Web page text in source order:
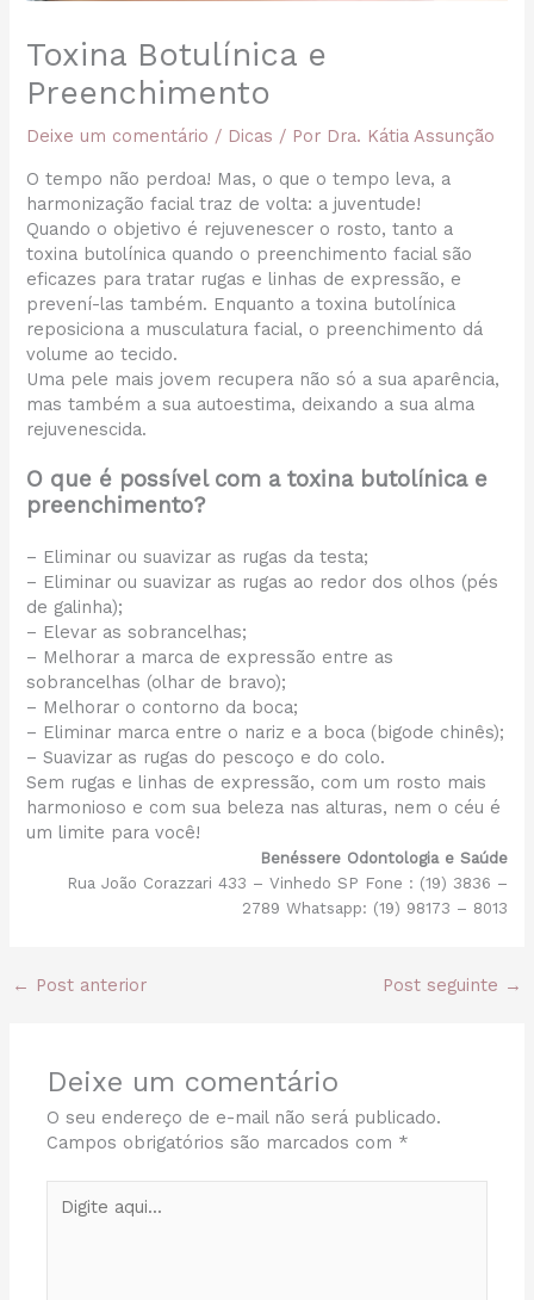
Toxina Botulínica e
Preenchimento
Deixe um comentário / Dicas / Por Dra. Kátia Assunção
O tempo não perdoa! Mas, o que o tempo leva, a
harmonização facial traz de volta: a juventude!
Quando o objetivo é rejuvenescer o rosto, tanto a
toxina butolínica quando o preenchimento facial são
eficazes para tratar rugas e linhas de expressão, e
prevení-las também. Enquanto a toxina butolínica
reposiciona a musculatura facial, o preenchimento dá
volume ao tecido.
Uma pele mais jovem recupera não só a sua aparência,
mas também a sua autoestima, deixando a sua alma
rejuvenescida.
O que é possível com a toxina butolínica e
preenchimento?
– Eliminar ou suavizar as rugas da testa;
– Eliminar ou suavizar as rugas ao redor dos olhos (pés
de galinha);
– Elevar as sobrancelhas;
– Melhorar a marca de expressão entre as
sobrancelhas (olhar de bravo);
– Melhorar o contorno da boca;
– Eliminar marca entre o nariz e a boca (bigode chinês);
– Suavizar as rugas do pescoço e do colo.
Sem rugas e linhas de expressão, com um rosto mais
harmonioso e com sua beleza nas alturas, nem o céu é
um limite para você!
Benéssere Odontologia e Saúde
Rua João Corazzari 433 – Vinhedo SP Fone : (19) 3836 –
2789 Whatsapp: (19) 98173 – 8013
← Post anterior Post seguinte →
Deixe um comentário
O seu endereço de e-mail não será publicado.
Campos obrigatórios são marcados com *
aqui...